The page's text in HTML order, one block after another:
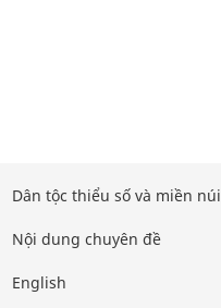
Dân tộc thiểu số và miền núi
Nội dung chuyên đề
English